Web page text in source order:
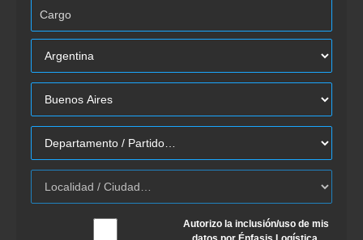
Autorizo la inclusión/uso de mis